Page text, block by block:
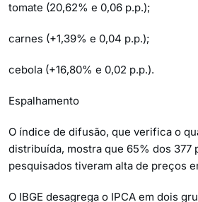
tomate (20,62% e 0,06 p.p.);
carnes (+1,39% e 0,04 p.p.);
cebola (+16,80% e 0,02 p.p.).
Espalhamento
O índice de difusão, que verifica o
distribuída, mostra que 65% dos 377
pesquisados tiveram alta de preços
O IBGE desagrega o IPCA em dois